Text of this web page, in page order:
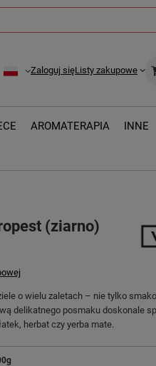
Zaloguj sięListy zakupowe
AROMATERAPIA INNE
(ziarno)
o wielu zaletach – nie tylko
delikatnego posmaku doskonale
herbat czy yerba mate.